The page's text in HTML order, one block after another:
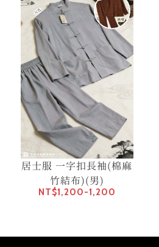
居士服 一字扣長袖(棉麻
竹結布)(男)
NT$1,200-1,200